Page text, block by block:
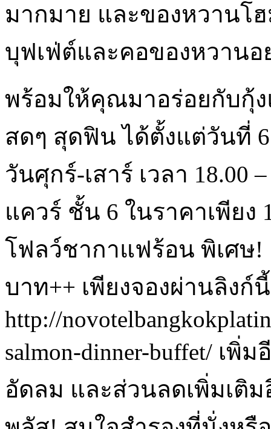
มากมาย และของหวานโฮ
บุฟเฟ่ต์และคอของหวานอ
พร้อมให้คุณมาอร่อยกับกุ้
สดๆ สุดฟิน ได้ตั้งแต่วันที่
วันศุกร์-เสาร์ เวลา 18.00
แควร์ ชั้น 6 ในราคาเพียง
โฟลว์ชากาแฟร้อน พิเศษ!
บาท++ เพียงจองผ่านลิงก์นี้
http://
salmon-dinner-buffet/ เพิ่
อัดลม และส่วนลดเพิ่มเติ